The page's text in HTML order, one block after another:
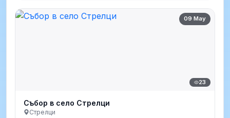
09 May
23
Събор в село Стрелци
Стрелци